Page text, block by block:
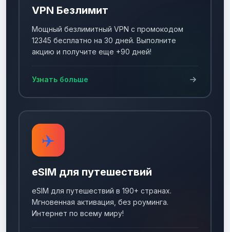
VPN Безлимит
Мощный безлимитный VPN с промокодом
12345 бесплатно на 30 дней. Выполните
акцию и получите еще +90 дней!
Узнать больше
✈️
eSIM для путешествий
eSIM для путешествий в 190+ странах.
Мгновенная активация, без роуминга.
Интернет по всему миру!